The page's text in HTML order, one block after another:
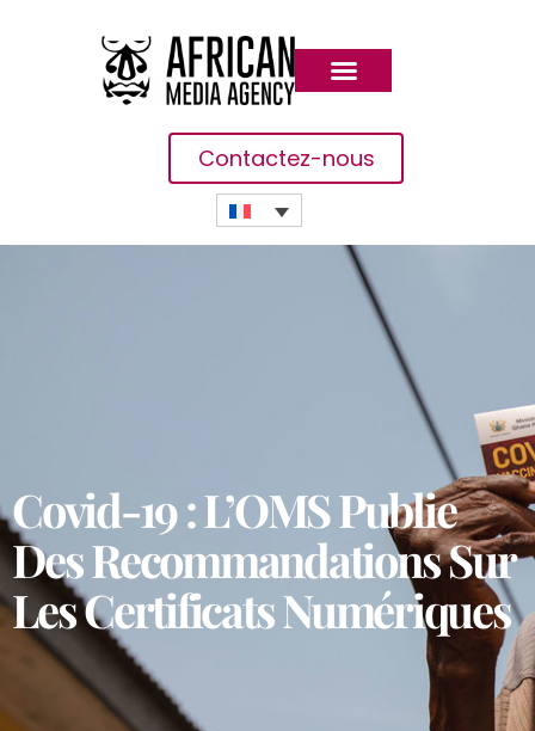
Contactez-nous
Covid-19 : L’OMS Publie
Des Recommandations Sur
Les Certificats Numériques